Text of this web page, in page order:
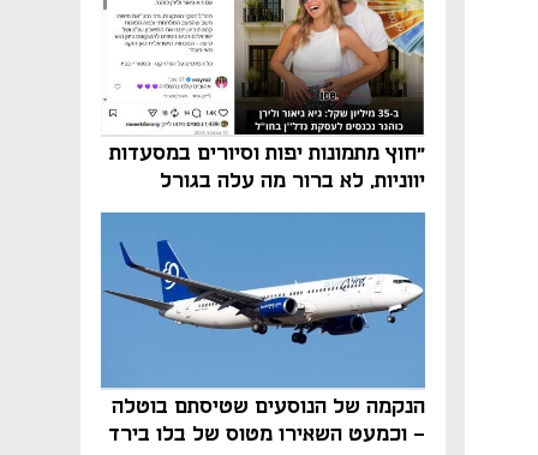
"חוץ מתמונות יפות וסיורים במסעדות
יווניות, לא ברור מה עלה בגורל
פרויקט הנדל"ן"
הנקמה של הנוסעים שטיסתם בוטלה
- וכמעט השאירו מטוס של בלו בירד